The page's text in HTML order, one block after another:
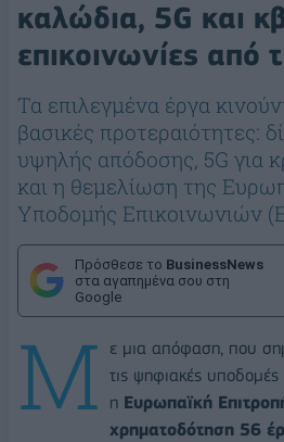
καλώδια, 5G και
επικοινωνίες από
Τα επιλεγμένα έργα
βασικές προτεραιότητες:
υψηλής απόδοσης, 5G για
και η θεμελίωση της
Υποδομής Επικοινωνιών
Πρόσθεσε το BusinessNews
στα αγαπημένα σου στη
Google
Μ
ε μια απόφαση, που
τις ψηφιακές
η Ευρωπαϊκή
χρηματοδότηση 56